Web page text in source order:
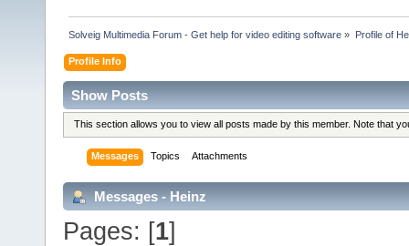
Solveig Multimedia Forum - Get help for video editing software » Profile of
Profile Info
Show Posts
This section allows you to view all posts made by this member. Note that
Messages Topics Attachments
Messages - Heinz
Pages: [1]